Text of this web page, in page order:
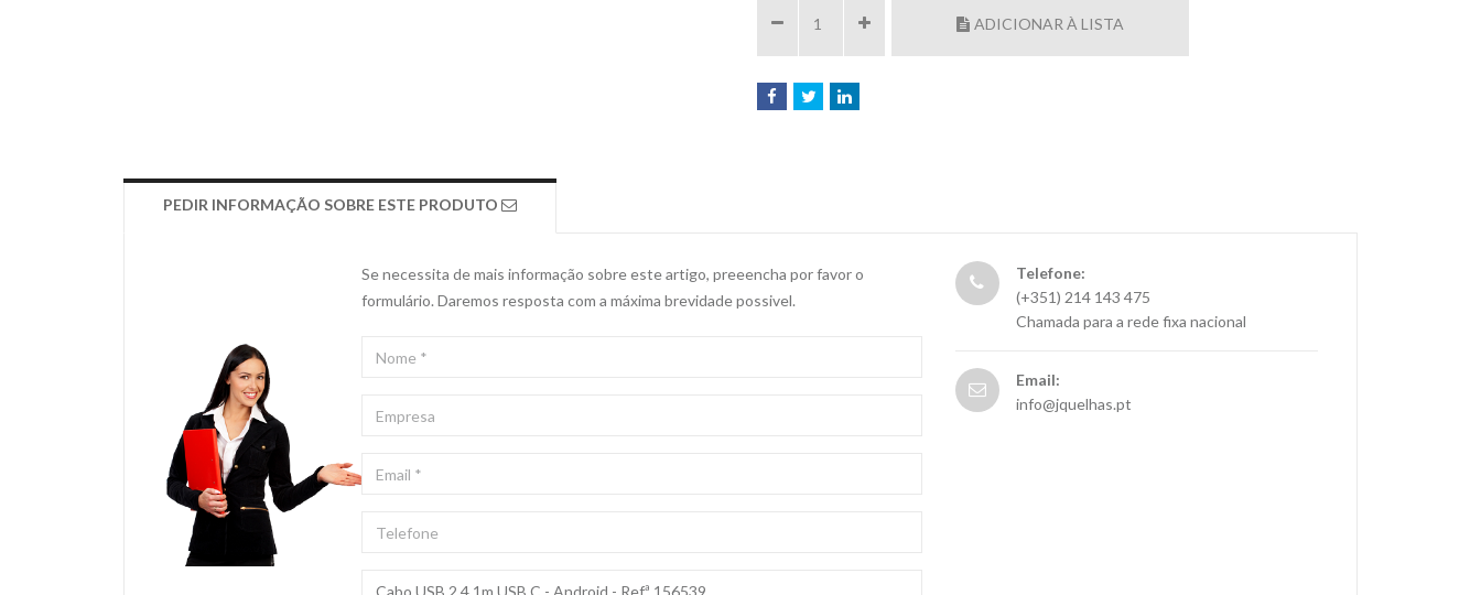
ADICIONAR À LISTA
PEDIR INFORMAÇÃO SOBRE ESTE PRODUTO
Se necessita de mais informação sobre este artigo, preeencha por favor o
formulário. Daremos resposta com a máxima brevidade possivel.
*
Telefone:
(+351) 214 143 475
Chamada para a rede fixa nacional
Email:
info@jquelhas.pt